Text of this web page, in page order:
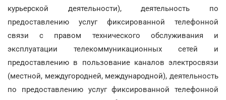
курьерской деятельности), деятельность по
предоставлению услуг фиксированной телефонной
связи с правом технического обслуживания и
эксплуатации телекоммуникационных сетей и
предоставлению в пользование каналов электросвязи
(местной, междугородней, международной), деятельность
по предоставлению услуг фиксированной телефонной